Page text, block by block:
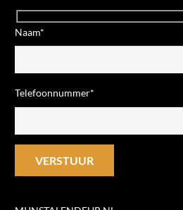
Naam*
Telefoonnummer*